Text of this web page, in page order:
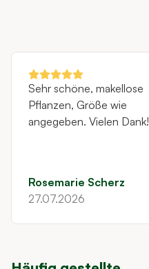
Sehr schöne, makellose
Pflanzen, Größe wie
angegeben. Vielen Dank!
Rosemarie Scherz
27.07.2026